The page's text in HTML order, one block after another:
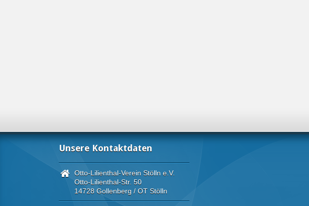
Unsere Kontaktdaten
Otto-Lilienthal-Verein Stölln e.V.
Otto-Lilienthal-Str. 50
14728 Gollenberg / OT Stölln